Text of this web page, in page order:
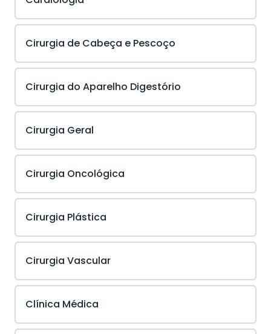
Cirurgia de Cabeça e Pescoço
Cirurgia do Aparelho Digestório
Cirurgia Geral
Cirurgia Oncológica
Cirurgia Plástica
Cirurgia Vascular
Clínica Médica